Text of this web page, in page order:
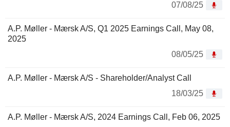
07/08/25
A.P. Møller - Mærsk A/S, Q1 2025 Earnings Call, May 08,
2025
08/05/25
A.P. Møller - Mærsk A/S - Shareholder/Analyst Call
18/03/25
A.P. Møller - Mærsk A/S, 2024 Earnings Call, Feb 06, 2025